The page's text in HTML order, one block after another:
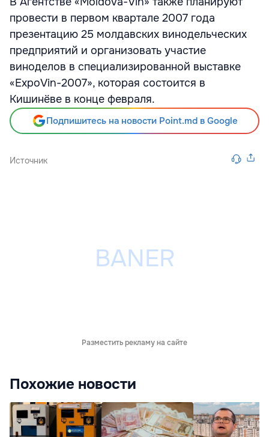
провести в первом квартале 2007 года
презентацию 25 молдавских винодельческих
предприятий и организовать участие
виноделов в специализированной выставке
«ExpoVin-2007», которая состоится в
Кишинёве в конце февраля.
Подпишитесь на новости Point.md в Google
Источник
Разместить рекламу на сайте
Похожие новости